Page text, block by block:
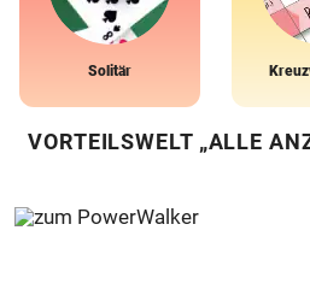
Solitär
VORTEILSWELT „ALLE